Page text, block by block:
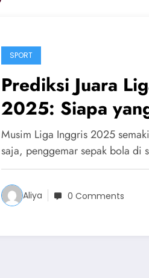
SPORT
Prediksi Juara
2025: Siapa
Merebut Gelar ?
Musim Liga Inggris 2025
saja, penggemar sepak bola di
Aliya 0 Comments